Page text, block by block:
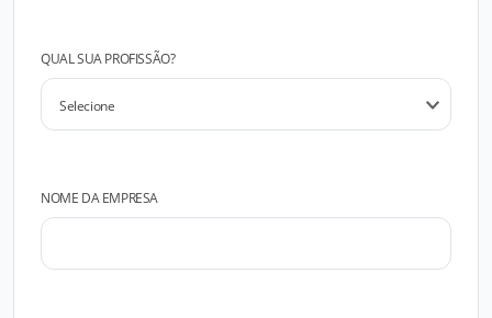
QUAL SUA PROFISSÃO?
NOME DA EMPRESA